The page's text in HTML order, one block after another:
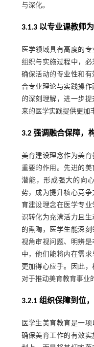
与深化。
3.1.3 以专业课教师
医学领域具有高度的
组织与实施过程中，
确保活动的专业性和
合专业理论与实践操
的深刻理解，进一步
来的医学实践提供更加
3.2 强调融合保障，
美育建设理念作为美
重要的作用。先进的
潜能，形成强大的向
势，成为提升核心竞
育建设理念在医学专
识转化为充满活力且
的熏陶，医学生能深
视角审视问题、明辨
中，他们能将内在需
更加得心应手。因此，
对于推动美育教育事业
3.2.1 组织保障到位
医学生美育教育是一
确保美育工作的有效